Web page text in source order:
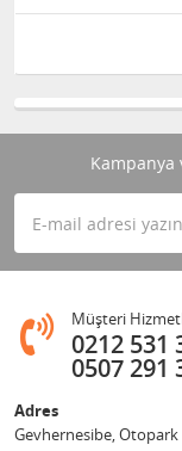
Müşteri
0212 531
0507 291
Adres
Gevhernesibe, Otopark